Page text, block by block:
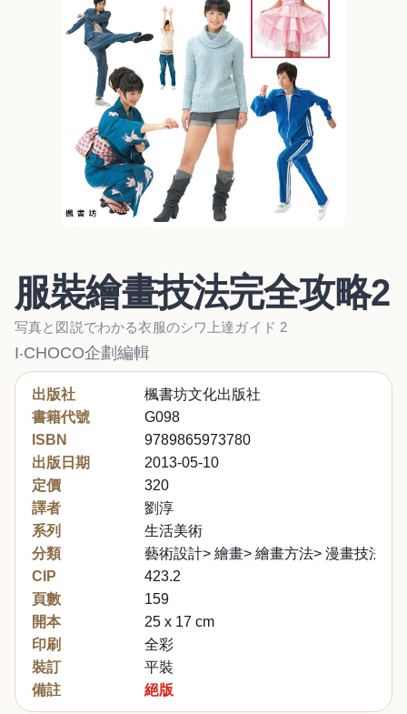
服裝繪畫技法完全攻略2
写真と図説でわかる衣服のシワ上達ガイド 2
I‧CHOCO企劃編輯
出版社
楓書坊文化出版社
書籍代號
G098
ISBN
9789865973780
出版日期
2013-05-10
定價
320
譯者
劉淳
系列
生活美術
分類
藝術設計> 繪畫> 繪畫方法> 漫畫技法
CIP
423.2
頁數
159
開本
25 x 17 cm
印刷
全彩
裝訂
平裝
備註
絕版